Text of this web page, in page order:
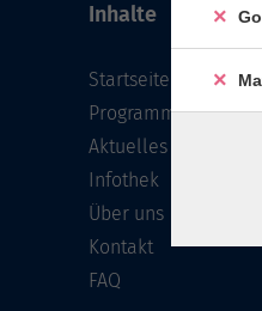
Inhalte
Startseite
Programm
Aktuelles
Infothek
Über uns
Kontakt
FAQ